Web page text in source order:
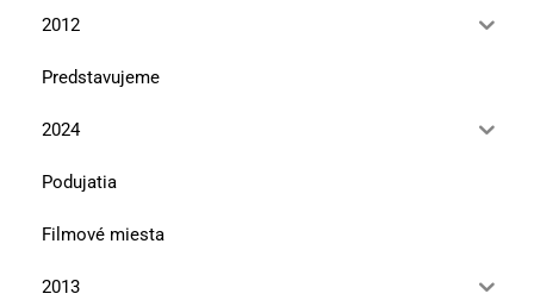
2012
Predstavujeme
2024
Podujatia
Filmové miesta
2013